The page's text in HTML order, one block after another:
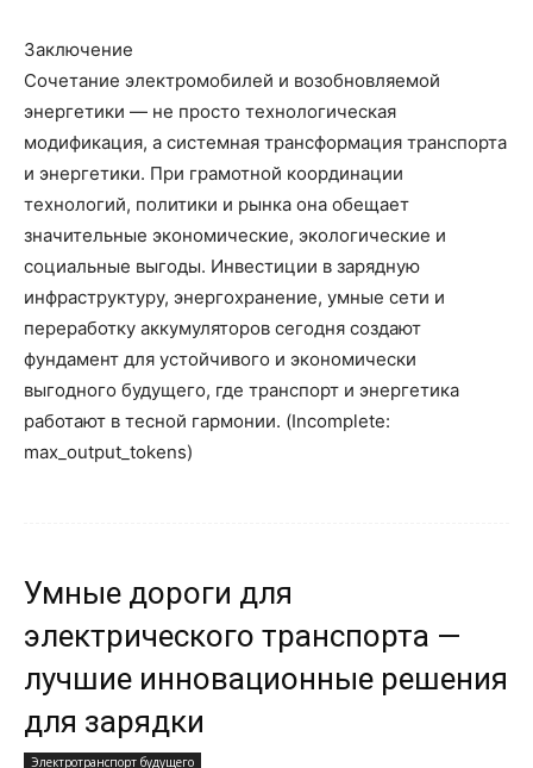
Заключение
Сочетание электромобилей и возобновляемой
энергетики — не просто технологическая
модификация, а системная трансформация транспорта
и энергетики. При грамотной координации
технологий, политики и рынка она обещает
значительные экономические, экологические и
социальные выгоды. Инвестиции в зарядную
инфраструктуру, энергохранение, умные сети и
переработку аккумуляторов сегодня создают
фундамент для устойчивого и экономически
выгодного будущего, где транспорт и энергетика
работают в тесной гармонии. (Incomplete:
max_output_tokens)
Умные дороги для
электрического транспорта —
лучшие инновационные решения
для зарядки
Электротранспорт будущего